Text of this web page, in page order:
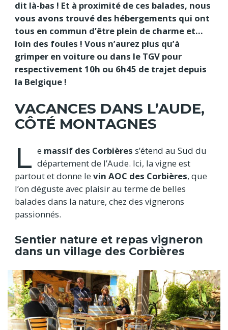
dit là-bas ! Et à proximité de ces balades, nous
vous avons trouvé des hébergements qui ont
tous en commun d’être plein de charme et…
loin des foules ! Vous n’aurez plus qu’à
grimper en voiture ou dans le TGV pour
respectivement 10h ou 6h45 de trajet depuis
la Belgique !
VACANCES DANS L’AUDE,
CÔTÉ MONTAGNES
L e massif des Corbières s’étend au Sud du
département de l’Aude. Ici, la vigne est
partout et donne le vin AOC des Corbières, que
l’on déguste avec plaisir au terme de belles
balades dans la nature, chez des vignerons
passionnés.
Sentier nature et repas vigneron
dans un village des Corbières